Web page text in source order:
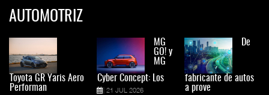
AUTOMOTRIZ
Toyota GR Yaris Aero
Performan
MG
GO! y
MG
Cyber Concept: Los
21 JUL 2026
De
fabricante de autos
a prove